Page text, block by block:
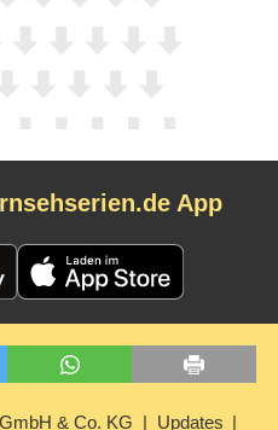
App
& Co. KG Updates